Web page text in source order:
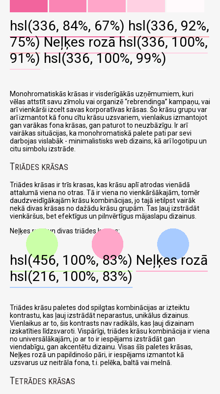
hsl(336, 84%, 67%) hsl(336, 92%,
75%) Neļķes rozā hsl(336, 100%,
91%) hsl(336, 100%, 99%)
Monohromatiskās krāsas ir visderīgākās uzņēmumiem, kuri
vēlas attstīt savu zīmolu vai organizē rebrendinga
kampaņu, vai
arī vienkārši izcelt savas korporatīvas krāsas. Šo krāsu grupu var
arī izmantot kā fonu cītu krāsu uzsvariem, vienlaikus izmantojot
gan varākas fona krāsas, gan paturot to neuzbāzīgu. Ir arī
vairākas situācijas, ka monohromatiskā palete pati par sevi
darbojas vislabāk - minimalistisks web dizains, kā arī logotipu un
citu simbolu izstrāde.
TRIĀDES KRĀSAS
Triādes krāsas ir trīs krasas, kas krāsu aplī atrodas vienādā
attalumā viena no otras. Tā ir viena no vienkāršākajām, tomēr
daudzveidīgākajām krāsu kombinācijas, jo tajā ietilpst vairāk
nekā divas krāsas no dažādu krāsu grupām. Tas ļauj izstrādāt
vienkāršus, bet efektīgus un pilnvērtīgus mājaslapu dizainus.
Neļķes rozā un divas triādes krāsas:
hsl(456, 100%, 83%) Neļķes rozā
hsl(216, 100%, 83%)
Triādes krāsu paletes dod spilgtas kombinācijas ar izteiktu
kontrastu, kas ļauj izstrādāt neparastus, unikālus dizainus.
Vienlaikus ar to, šis kontrasts nav radikāls, kas ļauj dizainam
izskatīties līdzsvaroti. Vispārīgi, triādes krāsu kombinācija ir viena
no universālākajām, jo ar to ir iespējams izstrādāt gan
viendabīgu, gan akcentētu dizainu. Visas šīs paletes krāsas,
Neļķes rozā un papildinošo pāri, ir iespējams izmantot kā
uzsvarus uz neitrāla fona, t.i. pelēka, baltā vai melnā.
TETRĀDES KRĀSAS